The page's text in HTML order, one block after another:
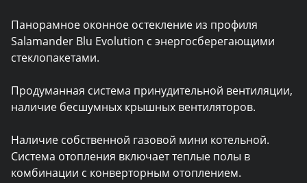
Панорамное оконное остекление из профиля
Salamander Blu Evolution с энергосберегающими
стеклопакетами.
Продуманная система принудительной вентиляции,
наличие бесшумных крышных вентиляторов.
Наличие собственной газовой мини котельной.
Система отопления включает теплые полы в
комбинации с конверторным отоплением.